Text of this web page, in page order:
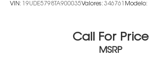
VIN: 19UDE5798TA900035Valores: 346761 Modelo:
Call For Price
MSRP